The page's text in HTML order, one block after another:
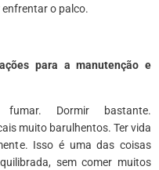
o palco.
para a manutenção e
Dormir bastante.
muito barulhentos. Ter vida
Isso é uma das coisas
sem comer muitos